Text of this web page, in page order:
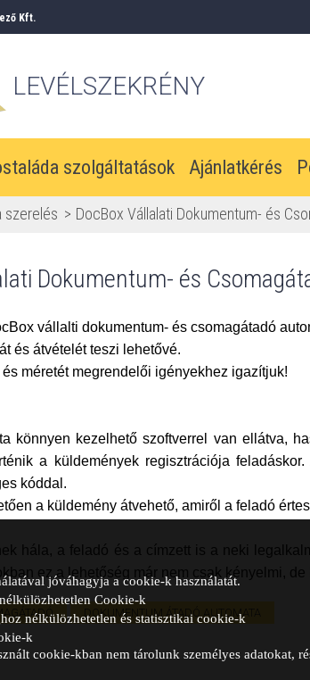
Kft.
LEVÉLSZEKRÉNY
szolgáltatások Ajánlatkérés
szerelés DocBox Vállalati Dokumentum- és
Dokumentum- és
vállalti dokumentum- és csomagátadó
és átvételét teszi lehetővé.
méretét megrendelői igényekhez igazítjuk!
könnyen kezelhető szoftverrel van ellátva,
a küldemények regisztrációja
kóddal.
a küldemény átvehető, amiről a feladó
hála, a feladó és a címzett is a neki
ez a lehetőség már nem csak kényelmi,
DOKUMENTUM ÁTADÓ AUTOMATA
jóváhagyja a cookie-k használatát.
Cookie-k
nélkülözhetetlen és statisztikai cookie-k
k
cookie-kban nem tárolunk személyes adatokat,